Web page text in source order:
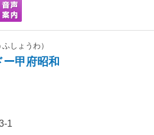
しょうわ）
甲府昭和
1